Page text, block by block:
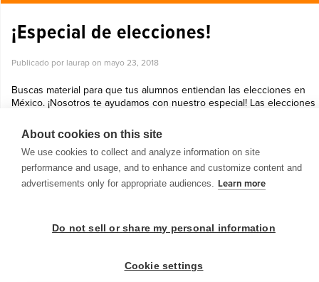
¡Especial de elecciones!
Publicado por laurap on mayo 23, 2018
Buscas material para que tus alumnos entiendan las elecciones en
México. ¡Nosotros te ayudamos con nuestro especial! Las elecciones
enfoca...
Ver más »
About cookies on this site
We use cookies to collect and analyze information on site
performance and usage, and to enhance and customize content and
advertisements only for appropriate audiences. Learn more
Do not sell or share my personal information
Cookie settings